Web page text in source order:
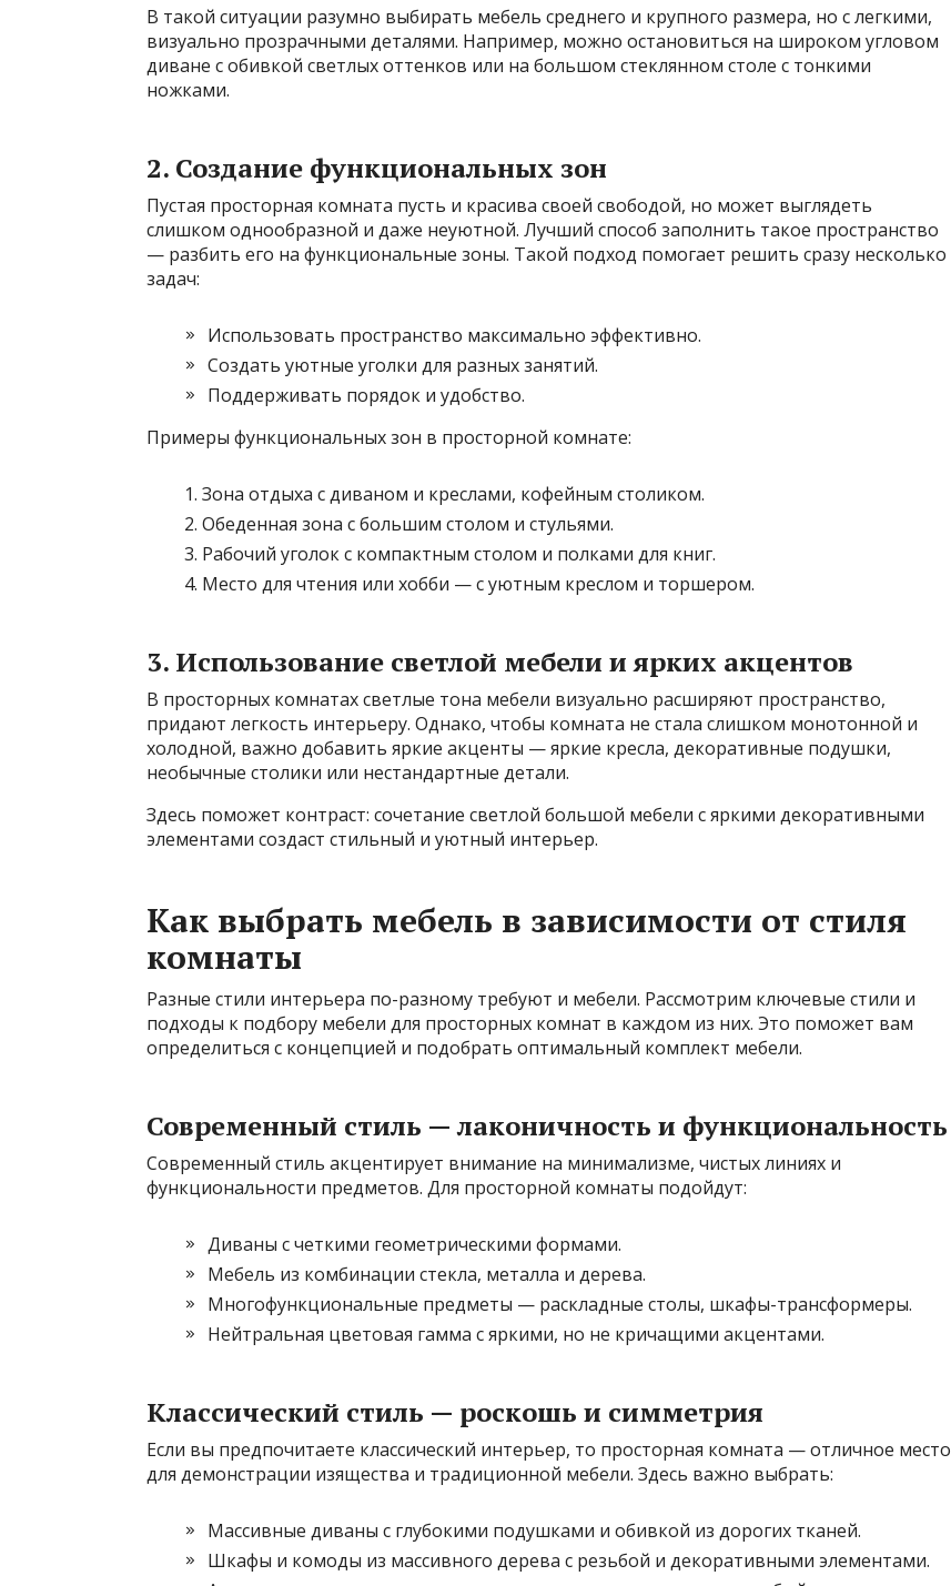
В такой ситуации разумно выбирать мебель среднего и крупного размера, но с легкими,
визуально прозрачными деталями. Например, можно остановиться на широком угловом
диване с обивкой светлых оттенков или на большом стеклянном столе с тонкими
ножками.
2. Создание функциональных зон
Пустая просторная комната пусть и красива своей свободой, но может выглядеть
слишком однообразной и даже неуютной. Лучший способ заполнить такое пространство
— разбить его на функциональные зоны. Такой подход помогает решить сразу несколько
задач:
Использовать пространство максимально эффективно.
Создать уютные уголки для разных занятий.
Поддерживать порядок и удобство.
Примеры функциональных зон в просторной комнате:
Зона отдыха с диваном и креслами, кофейным столиком.
Обеденная зона с большим столом и стульями.
Рабочий уголок с компактным столом и полками для книг.
Место для чтения или хобби — с уютным креслом и торшером.
3. Использование светлой мебели и ярких акцентов
В просторных комнатах светлые тона мебели визуально расширяют пространство,
придают легкость интерьеру. Однако, чтобы комната не стала слишком монотонной и
холодной, важно добавить яркие акценты — яркие кресла, декоративные подушки,
необычные столики или нестандартные детали.
Здесь поможет контраст: сочетание светлой большой мебели с яркими декоративными
элементами создаст стильный и уютный интерьер.
Как выбрать мебель в зависимости от стиля
комнаты
Разные стили интерьера по-разному требуют и мебели. Рассмотрим ключевые стили и
подходы к подбору мебели для просторных комнат в каждом из них. Это поможет вам
определиться с концепцией и подобрать оптимальный комплект мебели.
Современный стиль — лаконичность и функциональность
Современный стиль акцентирует внимание на минимализме, чистых линиях и
функциональности предметов. Для просторной комнаты подойдут:
Диваны с четкими геометрическими формами.
Мебель из комбинации стекла, металла и дерева.
Многофункциональные предметы — раскладные столы, шкафы-трансформеры.
Нейтральная цветовая гамма с яркими, но не кричащими акцентами.
Классический стиль — роскошь и симметрия
Если вы предпочитаете классический интерьер, то просторная комната — отличное место
для демонстрации изящества и традиционной мебели. Здесь важно выбрать:
Массивные диваны с глубокими подушками и обивкой из дорогих тканей.
Шкафы и комоды из массивного дерева с резьбой и декоративными элементами.